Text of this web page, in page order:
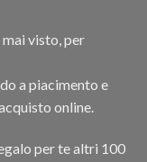
visto, per
a piacimento e
online.
per te altri 100